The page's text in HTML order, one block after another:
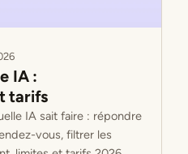
IA :
tarifs
IA sait faire : répondre
vous, filtrer les